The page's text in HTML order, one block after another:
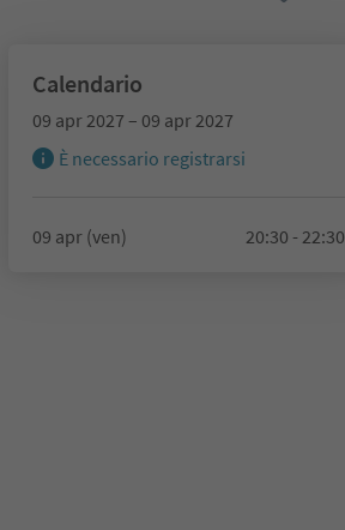
Calendario
09 apr 2027 – 09 apr 2027
È necessario registrarsi
09 apr (ven) 20:30 - 22:30